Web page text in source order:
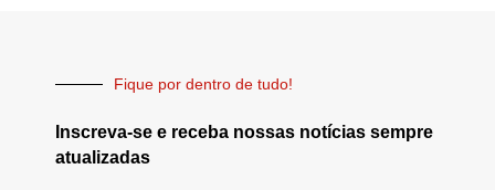
Fique por dentro de tudo!
Inscreva-se e receba nossas notícias sempre
atualizadas